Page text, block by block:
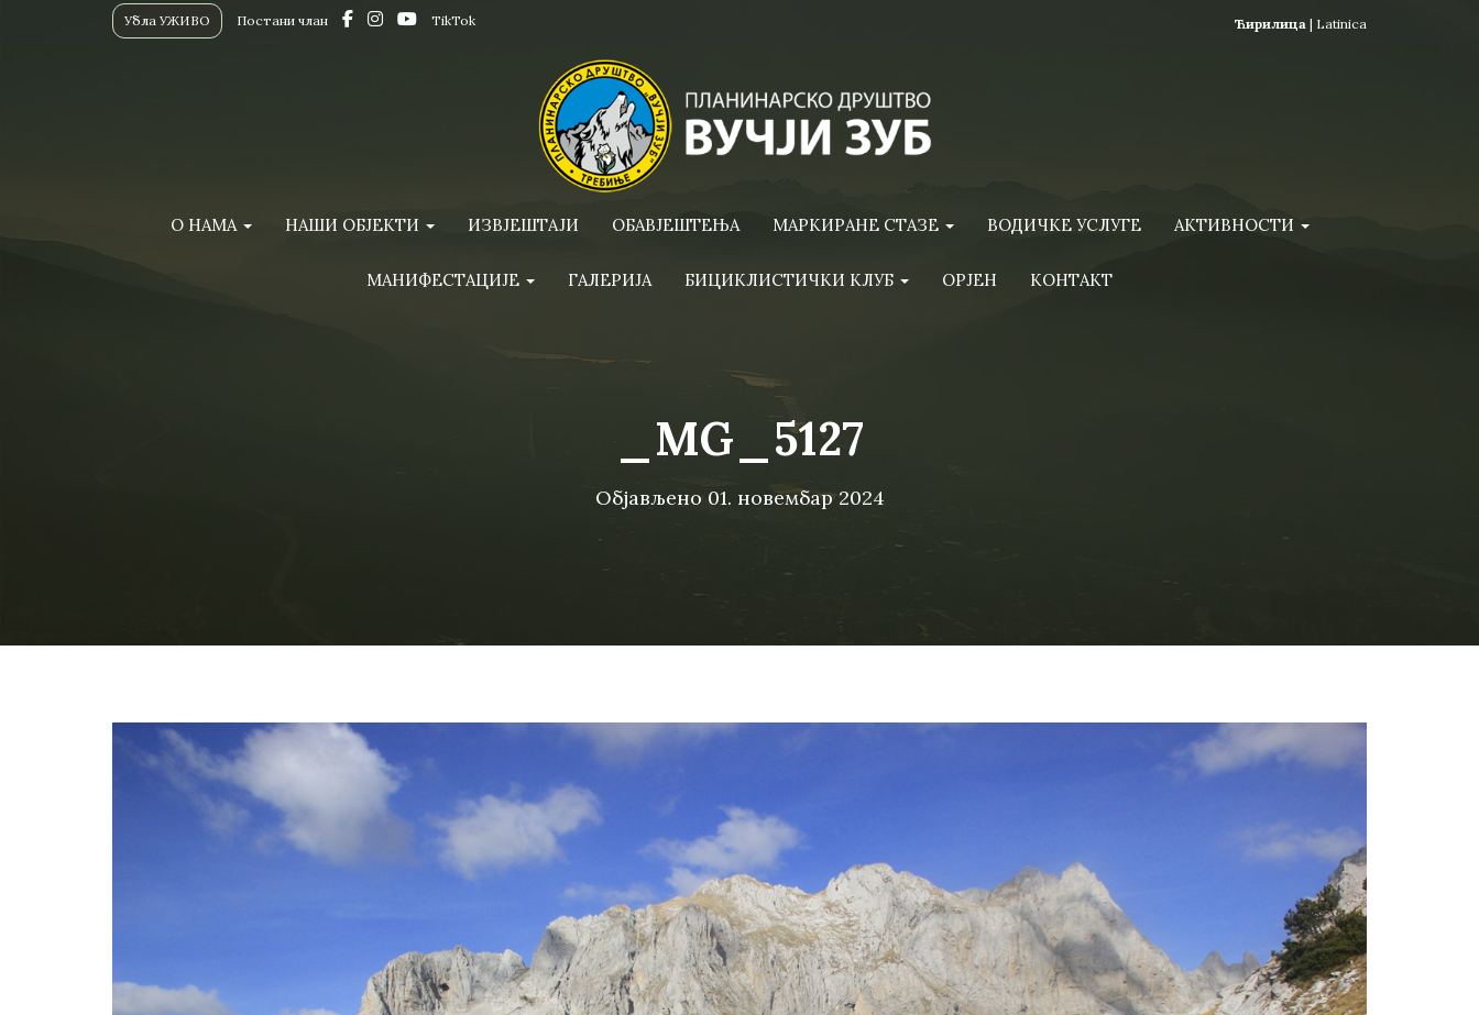
Ћирилица | Latinica
Убла УЖИВО Постани члан TikTok
О НАМА НАШИ ОБЈЕКТИ ИЗВЈЕШТАЈИ ОБАВЈЕШТЕЊА МАРКИРАНЕ СТАЗЕ ВОДИЧКЕ УСЛУГЕ АКТИВНОСТИ
МАНИФЕСТАЦИЈЕ ГАЛЕРИЈА БИЦИКЛИСТИЧКИ КЛУБ ОРЈЕН КОНТАКТ
_MG_5127
Објављено 01. новембар 2024